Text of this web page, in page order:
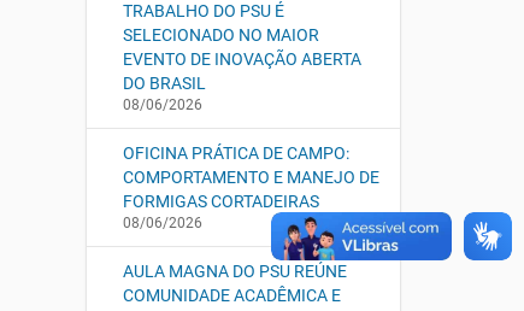
TRABALHO DO PSU É
SELECIONADO NO MAIOR
EVENTO DE INOVAÇÃO ABERTA
DO BRASIL
08/06/2026
OFICINA PRÁTICA DE CAMPO:
COMPORTAMENTO E MANEJO DE
FORMIGAS CORTADEIRAS
08/06/2026
AULA MAGNA DO PSU REÚNE
COMUNIDADE ACADÊMICA E